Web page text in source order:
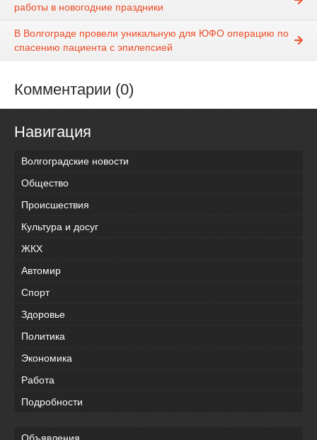
работы в новогодние праздники
В Волгограде провели уникальную для ЮФО операцию по
спасению пациента с эпилепсией
Комментарии (0)
Навигация
Волгоградские новости
Общество
Происшествия
Культура и досуг
ЖКХ
Автомир
Спорт
Здоровье
Политика
Экономика
Работа
Подробности